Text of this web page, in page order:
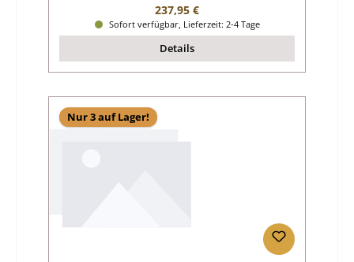
Regulärer Preis:
237,95 €
Sofort verfügbar, Lieferzeit: 2-4 Tage
Details
Nur 3 auf Lager!